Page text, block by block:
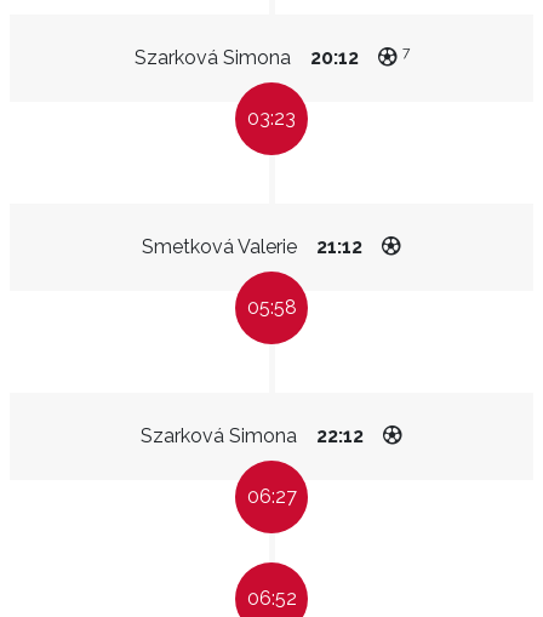
Szarková Simona 20:12 7
03:23
Smetková Valerie 21:12
05:58
Szarková Simona 22:12
06:27
06:52